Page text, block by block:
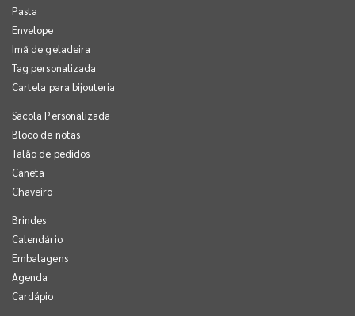
Pasta
Envelope
Imã de geladeira
Tag personalizada
Cartela para bijouteria
Sacola Personalizada
Bloco de notas
Talão de pedidos
Caneta
Chaveiro
Brindes
Calendário
Embalagens
Agenda
Cardápio